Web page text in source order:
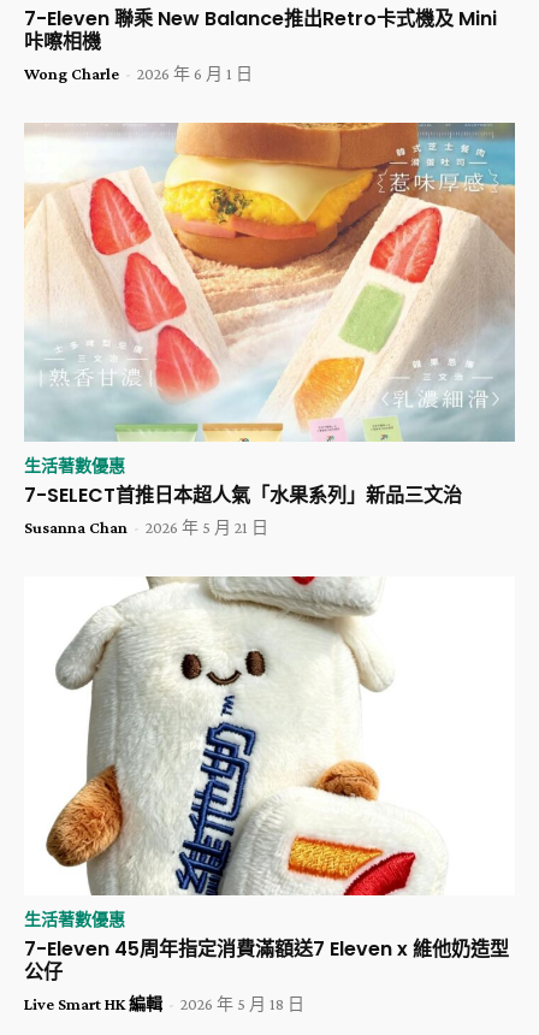
7-Eleven 聯乘 New Balance推出Retro卡式機及 Mini
咔嚓相機
Wong Charle - 2026 年 6 月 1 日
生活著數優惠
​7-SELECT首推日本超人氣「水果系列」新品三文治
Susanna Chan - 2026 年 5 月 21 日
生活著數優惠
7-Eleven 45周年指定消費滿額送7 Eleven x 維他奶造型
公仔
Live Smart HK 編輯 - 2026 年 5 月 18 日